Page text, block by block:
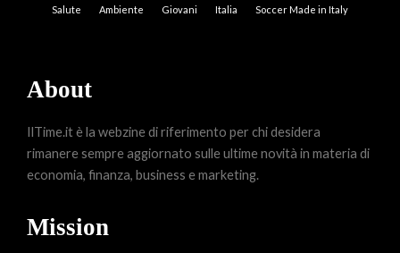
Salute Ambiente Giovani Italia Soccer Made in Italy
About
IlTime.it è la webzine di riferimento per chi desidera
rimanere sempre aggiornato sulle ultime novità in materia di
economia, finanza, business e marketing.
Mission